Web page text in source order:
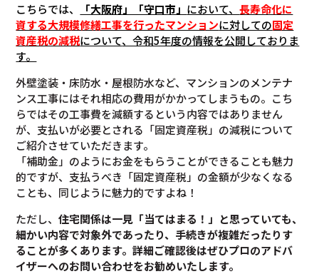
こちらでは、 「大阪府」「守口市」 において、長寿命化に
資する大規模修繕工事を行ったマンションに対しての固定
資産税の減税について、令和5年度の情報を公開しておりま
す。
外壁塗装・床防水・屋根防水など、マンションのメンテナ
ンス工事にはそれ相応の費用がかかってしまうもの。こち
らではその工事費を減額するという内容ではありません
が、支払いが必要とされる「固定資産税」の減税について
ご紹介させていただきます。
「補助金」のようにお金をもらうことができることも魅力
的ですが、支払うべき「固定資産税」の金額が少なくなる
ことも、同じように魅力的ですよね！
ただし、住宅関係は一見「当てはまる！」と思っていても、
細かい内容で対象外であったり、手続きが複雑だったりす
ることが多くあります。詳細ご確認後はぜひプロのアドバ
イザーへのお問い合わせをお勧めいたします。